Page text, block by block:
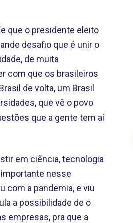
que o presidente eleito
desafio que é unir o
de muita
com que os brasileiros
de volta, um Brasil
que vê o povo
que a gente tem aí
em ciência, tecnologia
importante nesse
com a pandemia, e viu
a possibilidade de o
empresas, pra que a